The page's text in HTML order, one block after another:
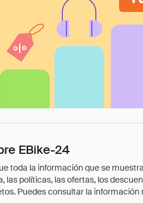
EBike-24
toda la información que se
las políticas, las ofertas, los
Puedes consultar la